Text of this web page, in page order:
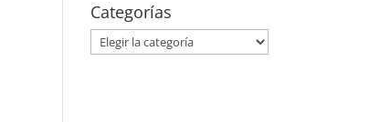
Categorías
Categorías